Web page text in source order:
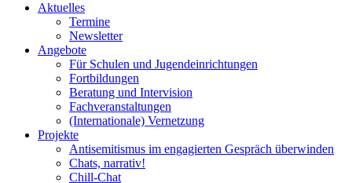
Aktuelles
Termine
Newsletter
Angebote
Für Schulen und Jugendeinrichtungen
Fortbildungen
Beratung und Intervision
Fachveranstaltungen
(Internationale) Vernetzung
Projekte
Antisemitismus im engagierten Gespräch überwinden
Chats, narrativ!
Chill-Chat